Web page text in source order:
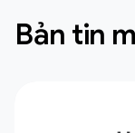
Bản tin